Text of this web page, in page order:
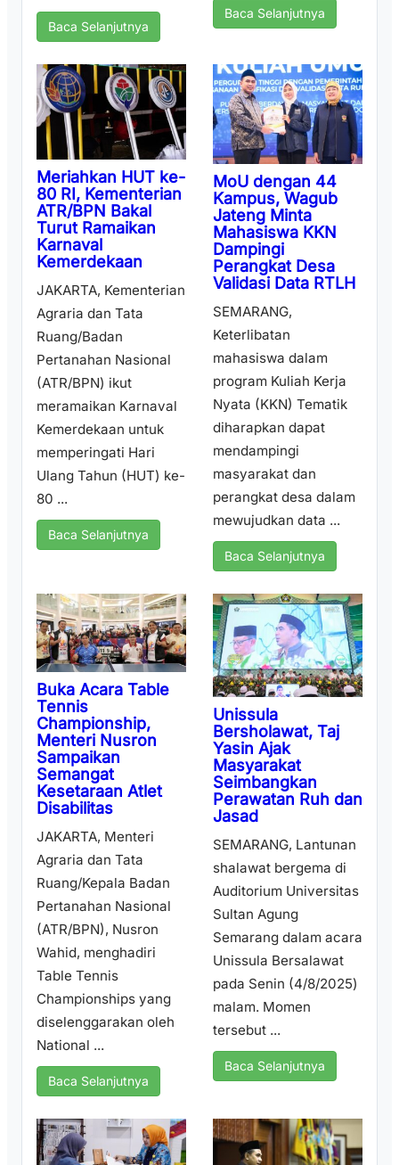
Baca Selanjutnya
Baca Selanjutnya
Meriahkan HUT ke-
80 RI, Kementerian
ATR/BPN Bakal
Turut Ramaikan
Karnaval
Kemerdekaan
JAKARTA, Kementerian
Agraria dan Tata
Ruang/Badan
Pertanahan Nasional
(ATR/BPN) ikut
meramaikan Karnaval
Kemerdekaan untuk
memperingati Hari
Ulang Tahun (HUT) ke-
80 ...
Baca Selanjutnya
MoU dengan 44
Kampus, Wagub
Jateng Minta
Mahasiswa KKN
Dampingi
Perangkat Desa
Validasi Data RTLH
SEMARANG,
Keterlibatan
mahasiswa dalam
program Kuliah Kerja
Nyata (KKN) Tematik
diharapkan dapat
mendampingi
masyarakat dan
perangkat desa dalam
mewujudkan data ...
Baca Selanjutnya
Buka Acara Table
Tennis
Championship,
Menteri Nusron
Sampaikan
Semangat
Kesetaraan Atlet
Disabilitas
JAKARTA, Menteri
Agraria dan Tata
Ruang/Kepala Badan
Pertanahan Nasional
(ATR/BPN), Nusron
Wahid, menghadiri
Table Tennis
Championships yang
diselenggarakan oleh
National ...
Baca Selanjutnya
Unissula
Bersholawat, Taj
Yasin Ajak
Masyarakat
Seimbangkan
Perawatan Ruh dan
Jasad
SEMARANG, Lantunan
shalawat bergema di
Auditorium Universitas
Sultan Agung
Semarang dalam acara
Unissula Bersalawat
pada Senin (4/8/2025)
malam. Momen
tersebut ...
Baca Selanjutnya